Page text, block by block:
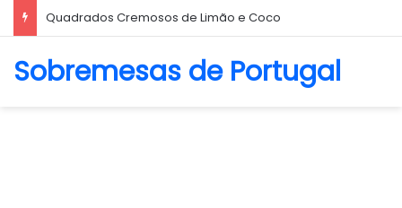
Biscoito Amanteigado
Sobremesas de Portugal